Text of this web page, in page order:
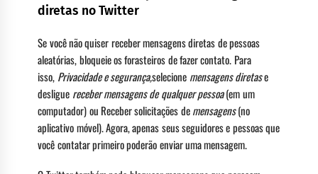
diretas no Twitter
Se você não quiser receber mensagens diretas de pessoas
aleatórias, bloqueie os forasteiros de fazer contato. Para
isso, Privacidade e segurança,selecione mensagens diretase
desligue receber mensagens de qualquer pessoa(em um
computador) ou Receber solicitações demensagens(no
aplicativo móvel). Agora, apenas seus seguidores e pessoas que
você contatar primeiro poderão enviar uma mensagem.